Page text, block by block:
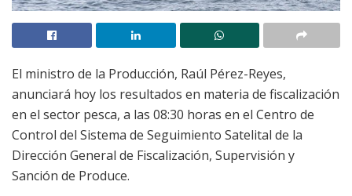
El ministro de la Producción, Raúl Pérez-Reyes,
anunciará hoy los resultados en materia de fiscalización
en el sector pesca, a las 08:30 horas en el Centro de
Control del Sistema de Seguimiento Satelital de la
Dirección General de Fiscalización, Supervisión y
Sanción de Produce.